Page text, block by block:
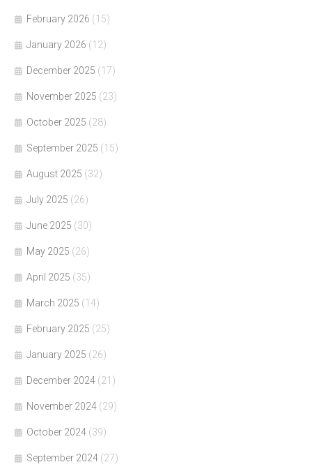
February 2026 (15)
January 2026 (12)
December 2025 (17)
November 2025 (23)
October 2025 (28)
September 2025 (15)
August 2025 (32)
July 2025 (26)
June 2025 (30)
May 2025 (26)
April 2025 (35)
March 2025 (14)
February 2025 (25)
January 2025 (26)
December 2024 (21)
November 2024 (29)
October 2024 (39)
September 2024 (27)